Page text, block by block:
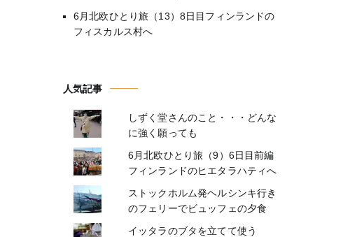
6月北欧ひとり旅（13）8日目フィンランドの
フィスカルス村へ
人気記事
しずく堂さんのこと・・・どんな
に強く願っても
6月北欧ひとり旅（9）6日目前編
フィンランドのヒエタラハティへ
ストックホルム発ヘルシンキ行き
のフェリーでビュッフェの夕食
イッタラのブタを立てて使う